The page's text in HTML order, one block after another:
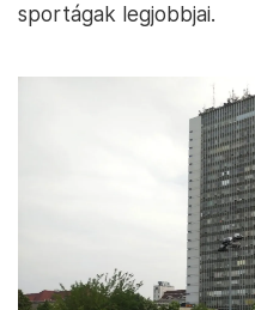
sportágak legjobbjai.